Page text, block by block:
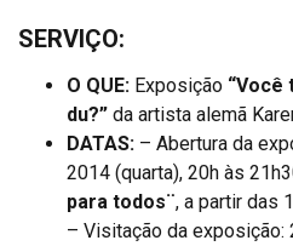
SERVIÇO:
O QUE: Exposição “Você
du?” da artista alemã
DATAS: – Abertura da
2014 (quarta), 20h às
para todos¨, a partir das
– Visitação da exposição: